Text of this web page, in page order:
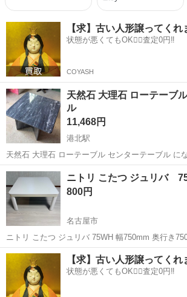
【求】古い人形譲ってくれ
状態が悪くてもOK🙆‍♀️査定0円‼️
COYASH
天然石 大理石 ローテーブ
ル
11,468円
港北駅
天然石 大理石 ローテーブル センターテーブル になります
ある天然大理石天板を使用した、スクエア型のロ
の脚も大理石でしっかりとしています。 - 素材: 天然大理石 - 形状: ス
クエア -...
愛知 名古屋市 港北駅 テーブル
ニトリ こたつ ジュリバ
800円
名古屋市
ニトリ こたつ ジュリバ 75WH 幅750mm 奥行き
天板がリバーシブルになっております。 動作確認
愛知 名古屋市 テーブル
【求】古い人形譲ってくれ
状態が悪くてもOK🙆‍♀️査定0円‼️